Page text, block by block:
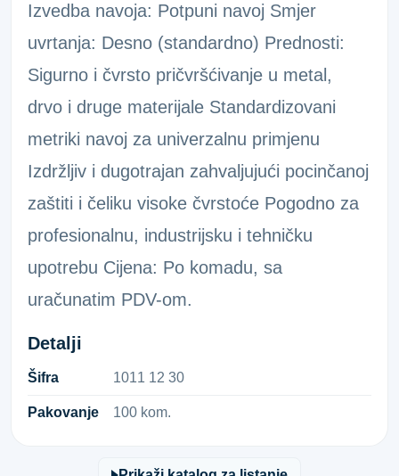
Izvedba navoja: Potpuni navoj Smjer
uvrtanja: Desno (standardno) Prednosti:
Sigurno i čvrsto pričvršćivanje u metal,
drvo i druge materijale Standardizovani
metriki navoj za univerzalnu primjenu
Izdržljiv i dugotrajan zahvaljujući pocinčanoj
zaštiti i čeliku visoke čvrstoće Pogodno za
profesionalnu, industrijsku i tehničku
upotrebu Cijena: Po komadu, sa
uračunatim PDV-om.
Detalji
Šifra 1​0​1​1​ ​1​2​ ​3​0​
Pakovanje 100 kom.